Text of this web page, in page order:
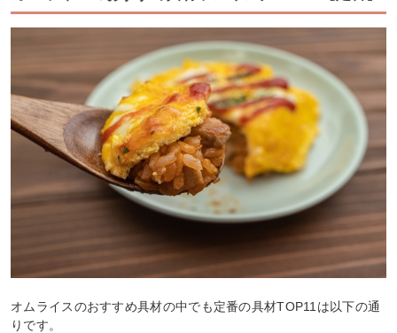
オムライスのおすすめ具材の中でも定番の具材TOP11は以下の通
りです。